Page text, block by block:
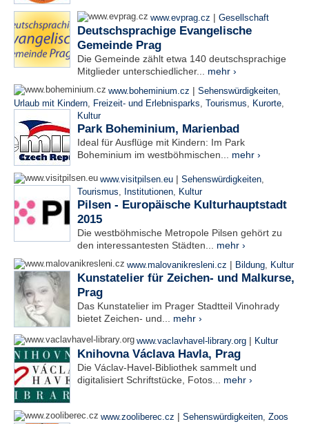
www.evprag.cz | Gesellschaft
Deutschsprachige Evangelische
Gemeinde Prag
Die Gemeinde zählt etwa 140 deutschsprachige
Mitglieder unterschiedlicher... mehr ›
www.boheminium.cz | Sehenswürdigkeiten,
Urlaub mit Kindern, Freizeit- und Erlebnisparks, Tourismus, Kurorte,
Kultur
Park Boheminium, Marienbad
Ideal für Ausflüge mit Kindern: Im Park
Boheminium im westböhmischen... mehr ›
www.visitpilsen.eu | Sehenswürdigkeiten,
Tourismus, Institutionen, Kultur
Pilsen - Europäische Kulturhauptstadt
2015
Die westböhmische Metropole Pilsen gehört zu
den interessantesten Städten... mehr ›
www.malovanikresleni.cz | Bildung, Kultur
Kunstatelier für Zeichen- und Malkurse,
Prag
Das Kunstatelier im Prager Stadtteil Vinohrady
bietet Zeichen- und... mehr ›
www.vaclavhavel-library.org | Kultur
Knihovna Václava Havla, Prag
Die Václav-Havel-Bibliothek sammelt und
digitalisiert Schriftstücke, Fotos... mehr ›
www.zooliberec.cz | Sehenswürdigkeiten, Zoos